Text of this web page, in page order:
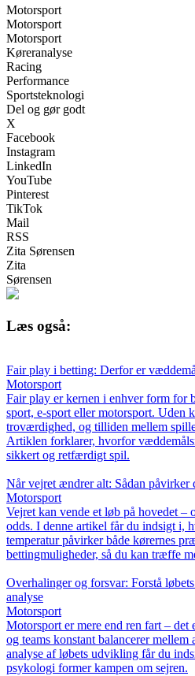
Motorsport
Motorsport
Motorsport
Køreranalyse
Racing
Performance
Sportsteknologi
Del og gør godt
X
Facebook
Instagram
LinkedIn
YouTube
Pinterest
TikTok
Mail
RSS
Zita Sørensen
Zita
Sørensen
Læs også:
Fair play i betting: Derfor er
Motorsport
Fair play er kernen i enhver form for
sport, e-sport eller motorsport. Uden
troværdighed, og tilliden mellem
Artiklen forklarer, hvorfor
sikkert og retfærdigt spil.
Når vejret ændrer alt: Sådan påvirker
Motorsport
Vejret kan vende et løb på hovedet –
odds. I denne artikel får du indsigt i,
temperatur påvirker både kørernes
bettingmuligheder, så du kan træffe
Overhalinger og forsvar: Forstå
analyse
Motorsport
Motorsport er mere end ren fart –
og teams konstant balancerer mellem
analyse af løbets udvikling får du
psykologi former kampen om sejren.